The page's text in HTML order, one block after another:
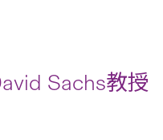
Sachs教授